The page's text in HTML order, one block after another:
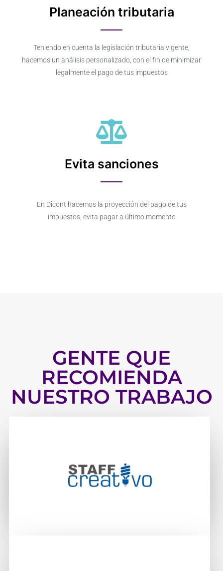
Planeación tributaria
Teniendo en cuenta la legislación tributaria vigente,
hacemos un análisis personalizado, con el fin de minimizar
legalmente el pago de tus impuestos
Evita sanciones
En Dicont hacemos la proyección del pago de tus
impuestos, evita pagar a último momento
GENTE QUE
RECOMIENDA
NUESTRO TRABAJO